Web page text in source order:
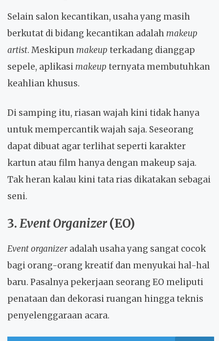
Selain salon kecantikan, usaha yang masih
berkutat di bidang kecantikan adalah makeup
artist. Meskipun makeup terkadang dianggap
sepele, aplikasi makeup ternyata membutuhkan
keahlian khusus.
Di samping itu, riasan wajah kini tidak hanya
untuk mempercantik wajah saja. Seseorang
dapat dibuat agar terlihat seperti karakter
kartun atau film hanya dengan makeup saja.
Tak heran kalau kini tata rias dikatakan sebagai
seni.
3.Event Organizer(EO)
Event organizer adalah usaha yang sangat cocok
bagi orang-orang kreatif dan menyukai hal-hal
baru. Pasalnya pekerjaan seorang EO meliputi
penataan dan dekorasi ruangan hingga teknis
penyelenggaraan acara.